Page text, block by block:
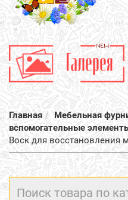
Главная Мебельная
вспомогательные
Воск для восстановления